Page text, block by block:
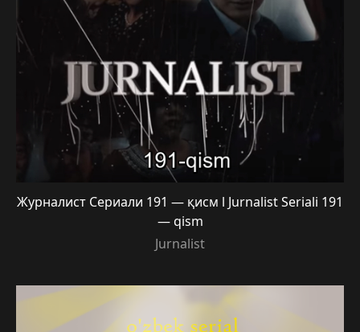
Журналист Сериали 191 — қисм l Jurnalist Seriali 191
— qism
Jurnalist